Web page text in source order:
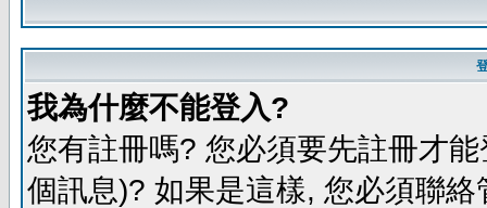
我為什麼不能登入?
您有註冊嗎? 您必須要先註冊才
個訊息)? 如果是這樣, 您必須聯